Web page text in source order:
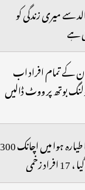
سے میری زندگی کو
ہے
کے تمام افراد اب
بوتھ پر ووٹ ڈالیں
ایئر انڈیا کا طیارہ ہوا میں اچانک 300
زخمی